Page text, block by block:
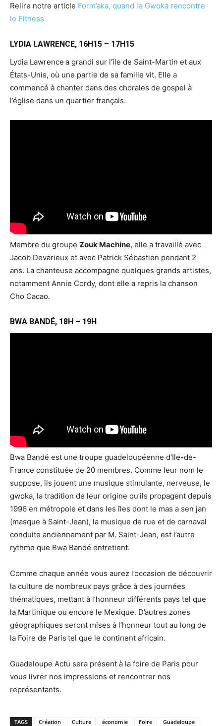
Relire notre article Form’aka, quand le Gwoka rencontre
le Fitness
LYDIA LAWRENCE, 16H15 – 17H15
Lydia Lawrence a grandi sur l’île de Saint-Martin et aux
États-Unis, où une partie de sa famille vit. Elle a
commencé à chanter dans des chorales de gospel à
l’église dans un quartier français.
Membre du groupe Zouk Machine, elle a travaillé avec
Jacob Devarieux et avec Patrick Sébastien pendant 2
ans. La chanteuse accompagne quelques grands artistes,
notamment Annie Cordy, dont elle a repris la chanson
Cho Cacao.
BWA BANDÉ, 18H – 19H
Bwa Bandé est une troupe guadeloupéenne d’Ile-de-
France constituée de 20 membres. Comme leur nom le
suppose, ils jouent une musique stimulante, nerveuse, le
gwoka, la tradition de leur origine qu’ils propagent depuis
1996 en métropole et dans les îles dont le mas a sen jan
(masque à Saint-Jean), la musique de rue et de carnaval
conduite anciennement par M. Saint-Jean, est l’autre
rythme que Bwa Bandé entretient.
Comme chaque année vous aurez l’occasion de découvrir
la culture de nombreux pays grâce à des journées
thématiques, mettant à l’honneur différents pays tel que
la Martinique ou encore le Mexique. D’autres zones
géographiques seront mises à l’honneur tout au long de
la Foire de Paris tel que le continent africain.
Guadeloupe Actu sera présent à la foire de Paris pour
vous livrer nos impressions et rencontrer nos
représentants.
TAGS Création Culture économie Foire
Guadeloupe